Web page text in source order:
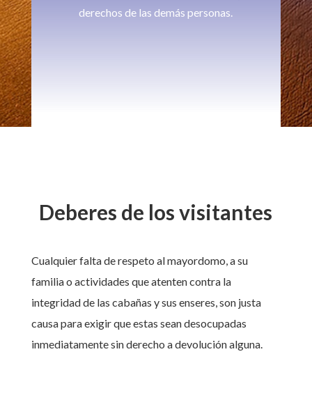
derechos de las demás personas.
Deberes de los visitantes
Cualquier falta de respeto al mayordomo, a su
familia o actividades que atenten contra la
integridad de las cabañas y sus enseres, son justa
causa para exigir que estas sean desocupadas
inmediatamente sin derecho a devolución alguna.